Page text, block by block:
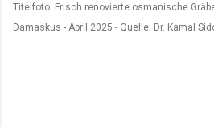
Titelfoto: Frisch renovierte osmanische
Damaskus - April 2025 - Quelle: Dr. Kamal